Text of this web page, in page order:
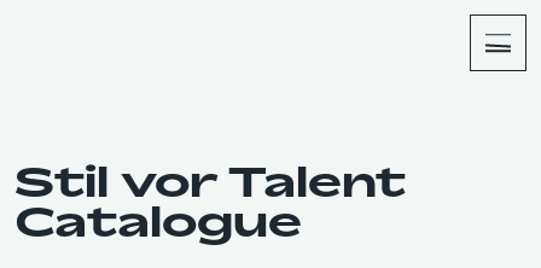
Stil vor Talent
Catalogue